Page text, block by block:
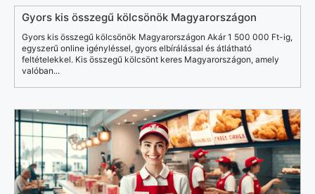
Gyors kis összegű kölcsönök Magyarországon
Gyors kis összegű kölcsönök Magyarországon Akár 1 500 000 Ft-ig,
egyszerű online igényléssel, gyors elbírálással és átlátható
feltételekkel. Kis összegű kölcsönt keres Magyarországon, amely
valóban...